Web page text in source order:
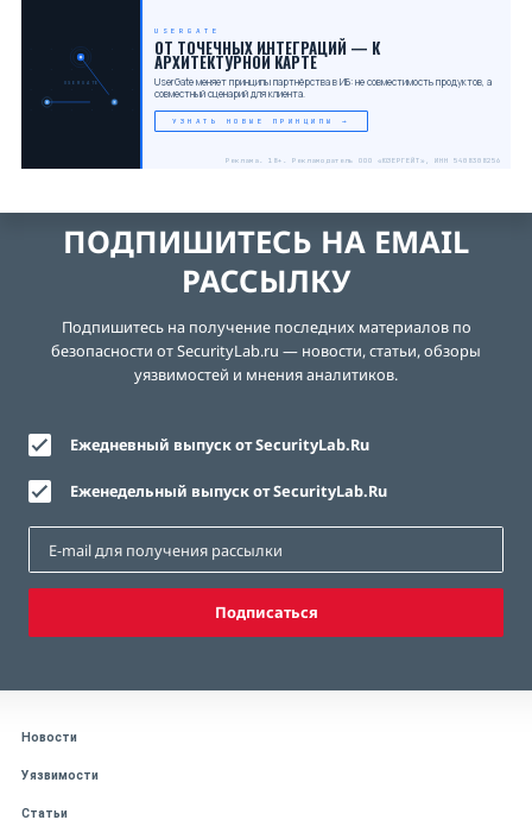
USERGATE
USERGATE
ОТ ТОЧЕЧНЫХ ИНТЕГРАЦИЙ — К
АРХИТЕКТУРНОЙ КАРТЕ
UserGate меняет принципы партнёрства в ИБ: не совместимость продуктов, а
совместный сценарий для клиента.
УЗНАТЬ НОВЫЕ ПРИНЦИПЫ →
Реклама. 18+. Рекламодатель ООО «ЮЗЕРГЕЙТ», ИНН 5408308256
ПОДПИШИТЕСЬ НА EMAIL
РАССЫЛКУ
Подпишитесь на получение последних материалов по
безопасности от SecurityLab.ru — новости, статьи, обзоры
уязвимостей и мнения аналитиков.
Ежедневный выпуск от SecurityLab.Ru
Еженедельный выпуск от SecurityLab.Ru
Подписаться
Новости
Уязвимости
Статьи